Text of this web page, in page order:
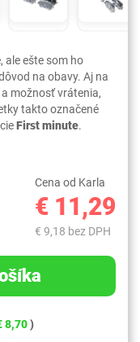
ale ešte som ho
na obavy. Aj na
možnosť vrátenia,
takto označené
First minute.
Cena od Karla
€ 11,29
€ 9,18 bez DPH
8,70)